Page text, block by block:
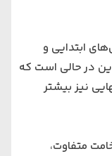
ابتدایی و
در حالی است که
نیز بیشتر
متفاوت،